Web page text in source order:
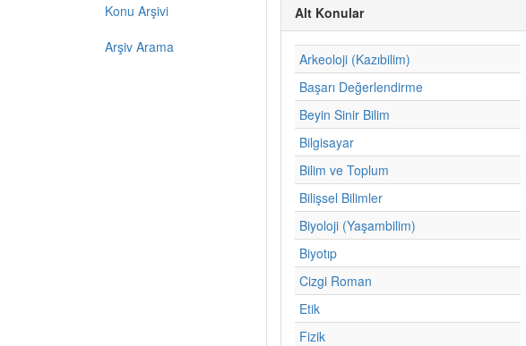
Konu Arşivi
Arşiv Arama
Alt Konular
Arkeoloji (Kazıbilim)
Başarı Değerlendirme
Beyin Sinir Bilim
Bilgisayar
Bilim ve Toplum
Bilişsel Bilimler
Biyoloji (Yaşambilim)
Biyotıp
Cizgi Roman
Etik
Fizik